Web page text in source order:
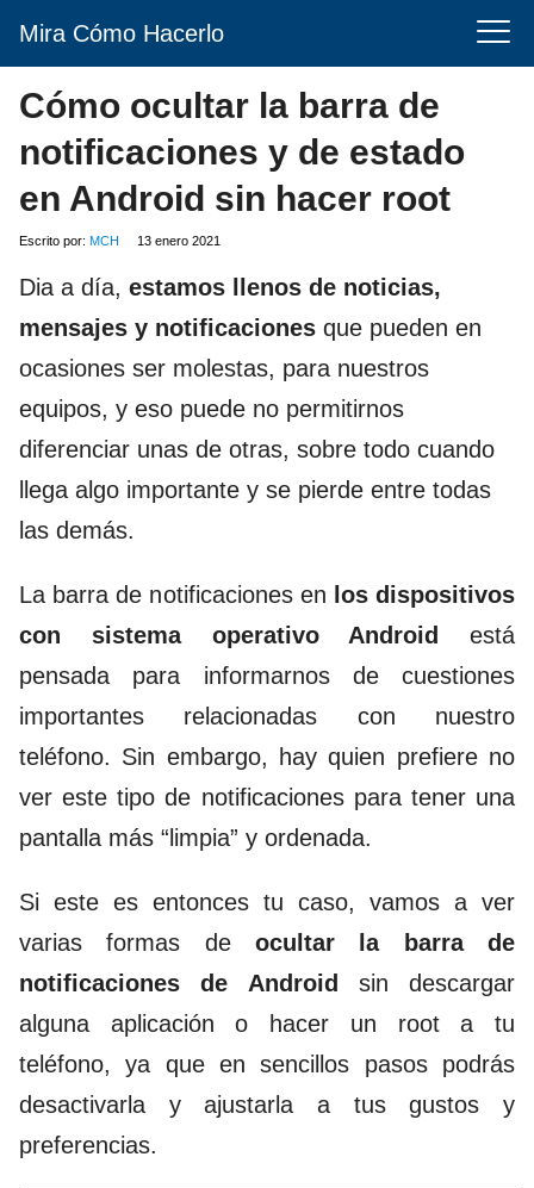
Mira Cómo Hacerlo
Cómo ocultar la barra de
notificaciones y de estado
en Android sin hacer root
Escrito por: MCH 13 enero 2021
Dia a día, estamos llenos de noticias,
mensajes y notificaciones que pueden en
ocasiones ser molestas, para nuestros
equipos, y eso puede no permitirnos
diferenciar unas de otras, sobre todo cuando
llega algo importante y se pierde entre todas
las demás.
La barra de notificaciones en los dispositivos
con sistema operativo Android
está
pensada para informarnos de cuestiones
importantes relacionadas con nuestro
teléfono. Sin embargo, hay quien prefiere no
ver este tipo de notificaciones para tener una
pantalla más “limpia” y ordenada.
Si este es entonces tu caso, vamos a ver
varias formas de ocultar la barra de
notificaciones de Android sin descargar
alguna aplicación o hacer un root a tu
teléfono, ya que en sencillos pasos podrás
desactivarla y ajustarla a tus gustos y
preferencias.